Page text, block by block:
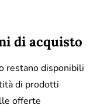
di acquisto
restano disponibili
di prodotti
offerte